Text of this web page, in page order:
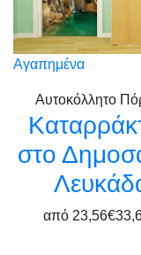
Αγαπημένα
Αυτοκόλλητο
στο
από 23,56€